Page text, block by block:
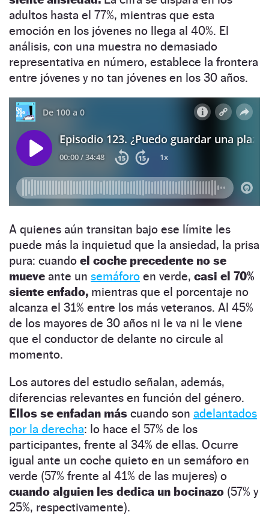
adultos hasta el 77%, mientras que esta
emoción en los jóvenes no llega al 40%. El
análisis, con una muestra no demasiado
representativa en número, establece la frontera
entre jóvenes y no tan jóvenes en los 30 años.
A quienes aún transitan bajo ese límite les
puede más la inquietud que la ansiedad, la prisa
pura: cuando el coche precedente no se
mueve ante un semáforo en verde, casi el 70%
siente enfado, mientras que el porcentaje no
alcanza el 31% entre los más veteranos. Al 45%
de los mayores de 30 años ni le va ni le viene
que el conductor de delante no circule al
momento.
Los autores del estudio señalan, además,
diferencias relevantes en función del género.
Ellos se enfadan más cuando son adelantados
por la derecha: lo hace el 57% de los
participantes, frente al 34% de ellas. Ocurre
igual ante un coche quieto en un semáforo en
verde (57% frente al 41% de las mujeres) o
cuando alguien les dedica un bocinazo (57% y
25%, respectivamente).